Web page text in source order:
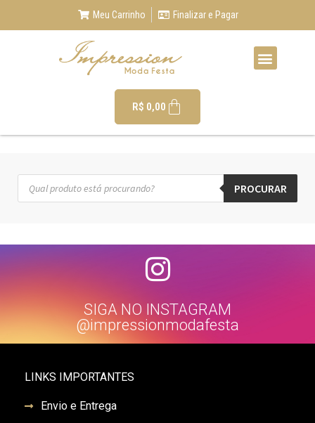
Meu Carrinho Finalizar e Pagar
R$ 0,00
PROCURAR
SIGA NO INSTAGRAM
@impressionmodafesta
LINKS IMPORTANTES
Envio e Entrega